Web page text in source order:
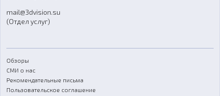
mail@3dvision.su
(Отдел услуг)
Обзоры
СМИ о нас
Рекомендательные письма
Пользовательское соглашение